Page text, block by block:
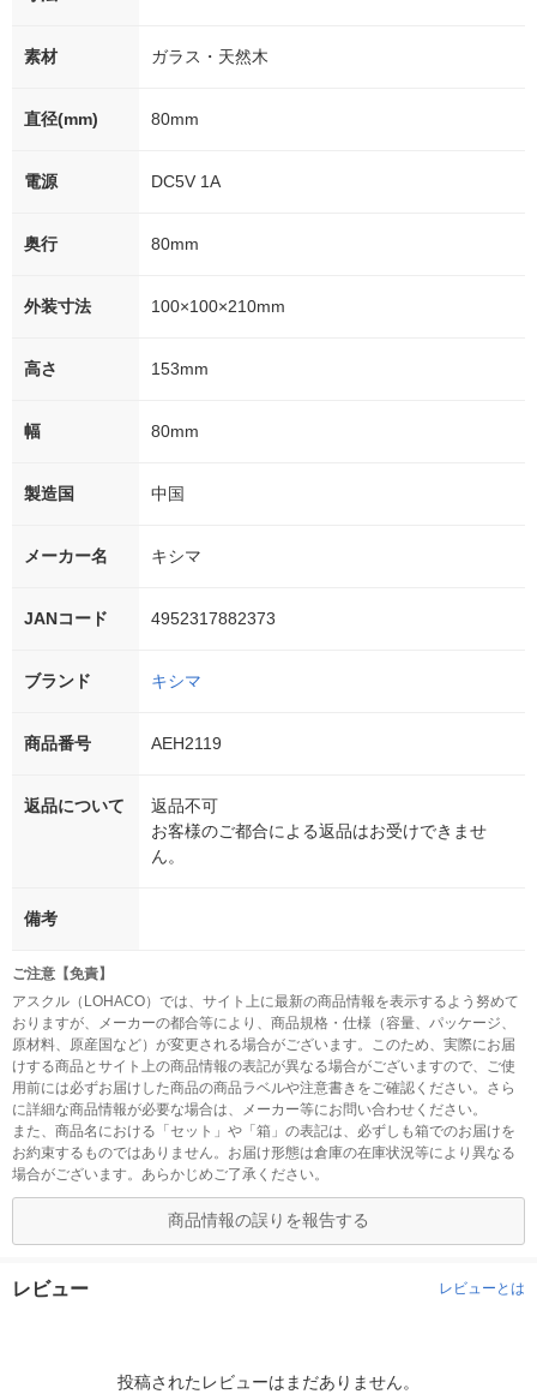
素材 ガラス・天然木
直径(mm) 80mm
電源 DC5V 1A
奥行 80mm
外装寸法 100×100×210mm
高さ 153mm
幅 80mm
製造国 中国
メーカー名 キシマ
JANコード 4952317882373
ブランド キシマ
商品番号 AEH2119
返品について
返品不可
お客様のご都合による返品はお受けできませ
ん。
備考
ご注意【免責】
アスクル（LOHACO）では、サイト上に最新の商品情報を表示するよう努めて
おりますが、メーカーの都合等により、商品規格・仕様（容量、パッケージ、
原材料、原産国など）が変更される場合がございます。このため、実際にお届
けする商品とサイト上の商品情報の表記が異なる場合がございますので、ご使
用前には必ずお届けした商品の商品ラベルや注意書きをご確認ください。さら
に詳細な商品情報が必要な場合は、メーカー等にお問い合わせください。
また、商品名における「セット」や「箱」の表記は、必ずしも箱でのお届けを
お約束するものではありません。お届け形態は倉庫の在庫状況等により異なる
場合がございます。あらかじめご了承ください。
商品情報の誤りを報告する
レビュー レビューとは
投稿されたレビューはまだありません。